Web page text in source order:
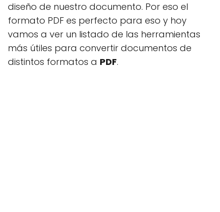
diseño de nuestro documento. Por eso el
formato PDF es perfecto para eso y hoy
vamos a ver un listado de las herramientas
más útiles para convertir documentos de
distintos formatos a PDF.